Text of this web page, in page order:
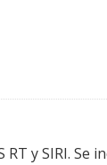
y SIRI. Se